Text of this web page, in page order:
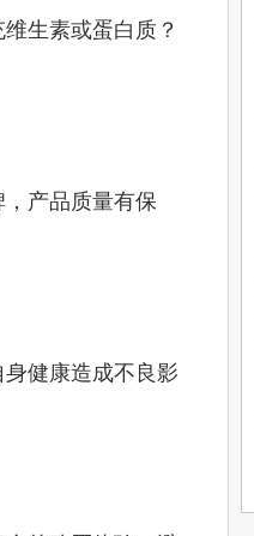
生素或蛋白质？
产品质量有保
健康造成不良影